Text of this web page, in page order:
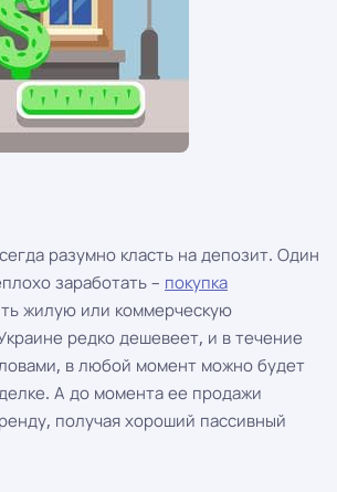
разумно класть на депозит. Один
заработать – покупка
жилую или коммерческую
редко дешевеет, и в течение
в любой момент можно будет
А до момента ее продажи
получая хороший пассивный